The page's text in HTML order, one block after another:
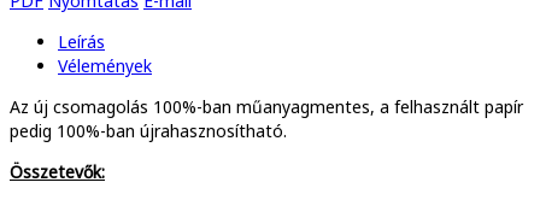
Leírás
Vélemények
Az új csomagolás 100%-ban műanyagmentes, a felhasznált papír
pedig 100%-ban újrahasznosítható.
Összetevők: